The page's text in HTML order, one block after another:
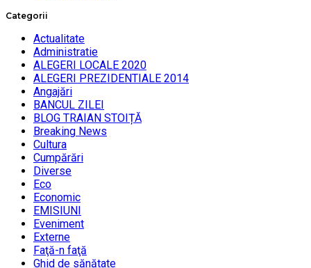
Categorii
Actualitate
Administratie
ALEGERI LOCALE 2020
ALEGERI PREZIDENTIALE 2014
Angajări
BANCUL ZILEI
BLOG TRAIAN STOIȚĂ
Breaking News
Cultura
Cumpărări
Diverse
Eco
Economic
EMISIUNI
Eveniment
Externe
Faţă-n faţă
Ghid de sănătate